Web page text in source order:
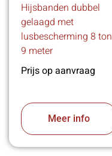
Hijsbanden dubbel
gelaagd met
lusbescherming 8 ton
9 meter
Prijs op aanvraag
Meer info